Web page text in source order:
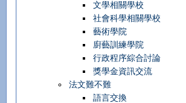
文學相關學校
社會科學相關學校
藝術學院
廚藝訓練學院
行政程序綜合討論
獎學金資訊交流
法文難不難
語言交換